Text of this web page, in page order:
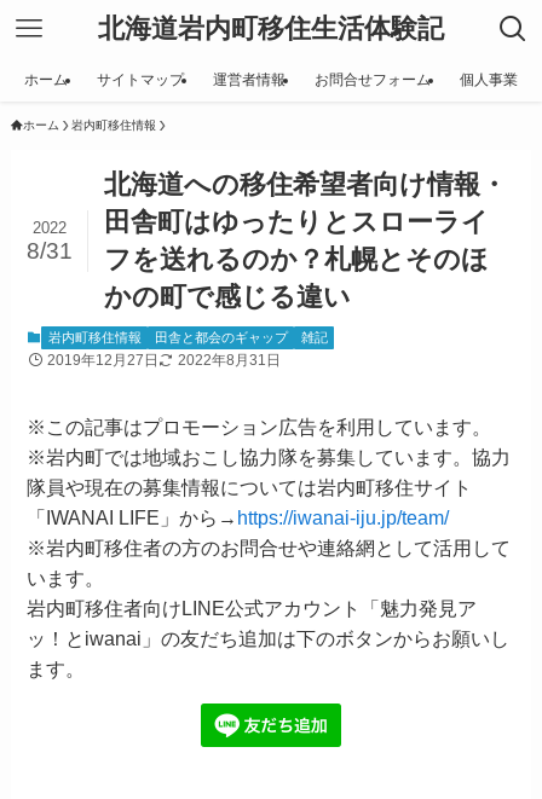
北海道岩内町移住生活体験記
ホーム サイトマップ 運営者情報 お問合せフォーム 個人事業
ホーム 岩内町移住情報
北海道への移住希望者向け情報・
田舎町はゆったりとスローライ
フを送れるのか？札幌とそのほ
かの町で感じる違い
2022
8/31
岩内町移住情報 田舎と都会のギャップ 雑記
2019年12月27日 2022年8月31日
※この記事はプロモーション広告を利用しています。
※岩内町では地域おこし協力隊を募集しています。協力
隊員や現在の募集情報については岩内町移住サイト
「IWANAI LIFE」から→ https://iwanai-iju.jp/team/
※岩内町移住者の方のお問合せや連絡網として活用して
います。
岩内町移住者向けLINE公式アカウント「魅力発見ア
ッ！とiwanai」の友だち追加は下のボタンからお願いし
ます。